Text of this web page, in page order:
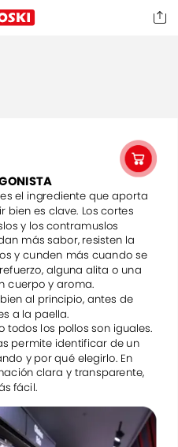
es el ingrediente que aporta
bien es clave. Los cortes
y los contramuslos
más sabor, resisten la
y cunden más cuando se
refuerzo, alguna alita o una
cuerpo y aroma.
bien al principio, antes de
a la paella.
todos los pollos son iguales.
permite identificar de un
y porqué elegirlo. En
clara y transparente,
fácil.